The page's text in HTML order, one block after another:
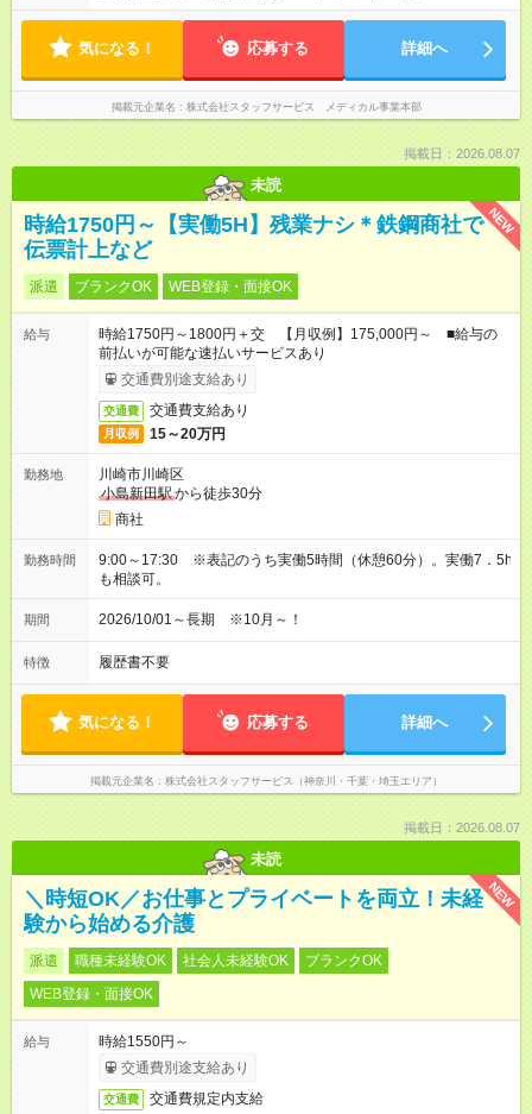
気になる！ 応募する 詳細へ
掲載元企業名 株式会社スタッフサービス メディカル事業本部
掲載日：2026.08.07
未読
NEW
時給1750円～【実働5H】残業ナシ＊鉄鋼商社で
伝票計上など
派遣 ブランクOK WEB登録・面接OK
給与
時給1750円～1800円＋交 【月収例】175,000円～ ■給与の
前払いが可能な速払いサービスあり
交通費別途支給あり
交通費 交通費支給あり
月収例 15～20万円
勤務地
川崎市川崎区
小島新田駅から徒歩30分
商社
勤務時間
9:00～17:30 ※表記のうち実働5時間（休憩60分）。実働7．5h
も相談可。
期間 2026/10/01～長期 ※10月～！
特徴 履歴書不要
気になる！ 応募する 詳細へ
掲載元企業名 株式会社スタッフサービス（神奈川・千葉・埼玉エリア）
掲載日：2026.08.07
未読
NEW
＼時短OK／お仕事とプライベートを両立！未経
験から始める介護
派遣 職種未経験OK 社会人未経験OK
ブランクOK
WEB登録・面接OK
給与
時給1550円～
交通費別途支給あり
交通費 交通費規定内支給